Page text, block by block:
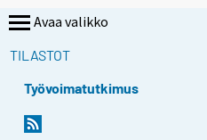
Avaa valikko
TILASTOT
Työvoimatutkimus